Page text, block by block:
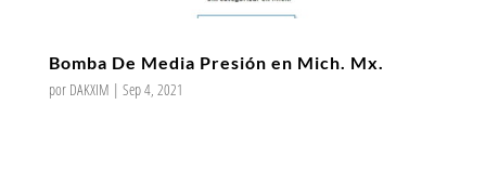
Bomba De Media Presión en Mich. Mx.
por DAKXIM | Sep 4, 2021